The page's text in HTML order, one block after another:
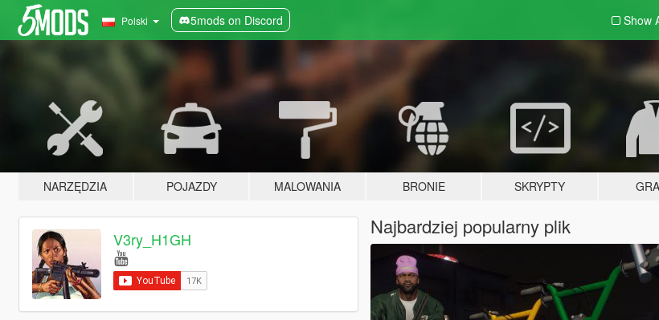
Polski 5mods on Discord Show
NARZĘDZIA POJAZDY MALOWANIA BRONIE SKRYPTY
V3ry_H1GH
Najbardziej popularny plik